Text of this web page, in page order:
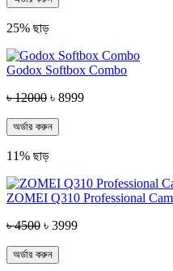
25% ছাড়
Godox Softbox Combo
৳ 12000 ৳ 8999
অর্ডার করুন
11% ছাড়
ZOMEI Q310 Professional
৳ 4500 ৳ 3999
অর্ডার করুন